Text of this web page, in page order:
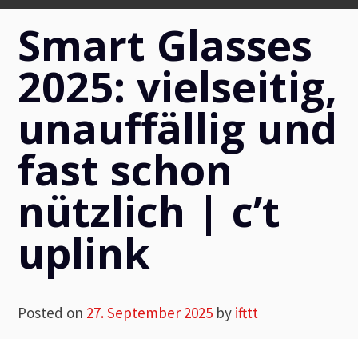
Smart Glasses
2025: vielseitig,
unauffällig und
fast schon
nützlich | c’t
uplink
Posted on 27. September 2025 by ifttt